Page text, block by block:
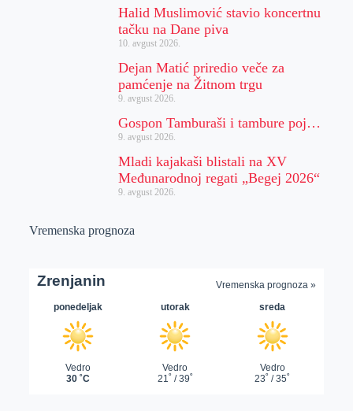
Halid Muslimović stavio koncertnu
tačku na Dane piva
10. avgust 2026.
Dejan Matić priredio veče za
pamćenje na Žitnom trgu
9. avgust 2026.
Gospon Tamburaši i tambure poj…
9. avgust 2026.
Mladi kajakaši blistali na XV
Međunarodnoj regati „Begej 2026“
9. avgust 2026.
Vremenska prognoza